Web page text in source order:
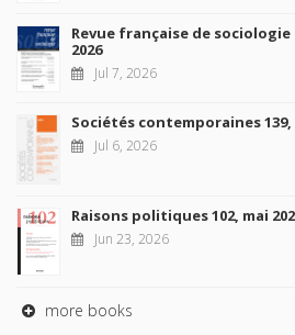
Revue française de
2026
Jul 7, 2026
Sociétés contemporaines 139,
Jul 6, 2026
Raisons politiques 102, mai
Jun 23, 2026
more books